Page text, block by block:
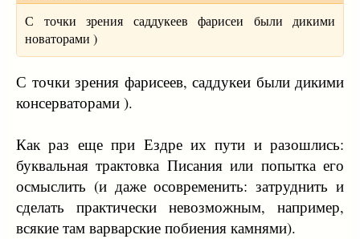
С точки зрения саддукеев фарисеи были дикими
новаторами )
С точки зрения фарисеев, саддукеи были дикими
консерваторами ).
Как раз еще при Ездре их пути и разошлись:
буквальная трактовка Писания или попытка его
осмыслить (и даже осовременить: затруднить и
сделать практически невозможным, например,
всякие там варварские побиения камнями).